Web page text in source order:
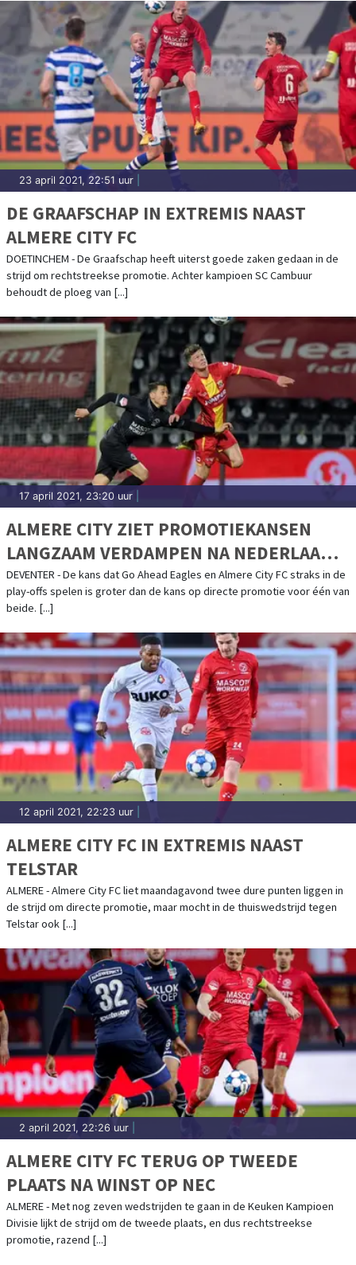
23 april 2021, 22:51 uur
DE GRAAFSCHAP IN EXTREMIS NAAST
ALMERE CITY FC
DOETINCHEM - De Graafschap heeft uiterst goede zaken gedaan in de
strijd om rechtstreekse promotie. Achter kampioen SC Cambuur
behoudt de ploeg van [...]
17 april 2021, 23:20 uur
ALMERE CITY ZIET PROMOTIEKANSEN
LANGZAAM VERDAMPEN NA NEDERLAAG
IN DEVENTER
DEVENTER - De kans dat Go Ahead Eagles en Almere City FC straks in de
play-offs spelen is groter dan de kans op directe promotie voor één van
beide. [...]
12 april 2021, 22:23 uur
ALMERE CITY FC IN EXTREMIS NAAST
TELSTAR
ALMERE - Almere City FC liet maandagavond twee dure punten liggen in
de strijd om directe promotie, maar mocht in de thuiswedstrijd tegen
Telstar ook [...]
2 april 2021, 22:26 uur
ALMERE CITY FC TERUG OP TWEEDE
PLAATS NA WINST OP NEC
ALMERE - Met nog zeven wedstrijden te gaan in de Keuken Kampioen
Divisie lijkt de strijd om de tweede plaats, en dus rechtstreekse
promotie, razend [...]